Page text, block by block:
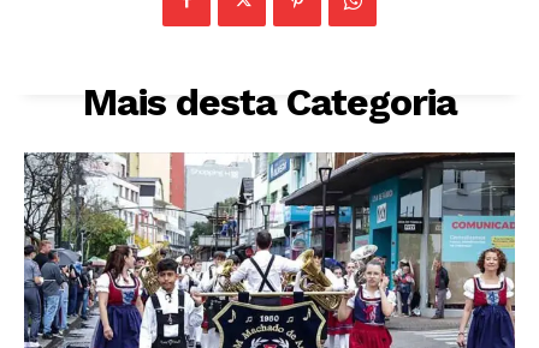
Mais desta Categoria